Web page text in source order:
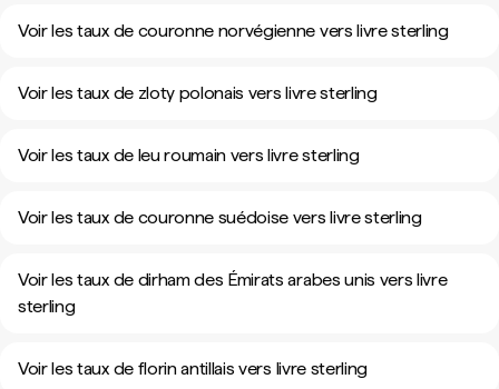
Voir les taux de couronne norvégienne vers livre sterling
Voir les taux de zloty polonais vers livre sterling
Voir les taux de leu roumain vers livre sterling
Voir les taux de couronne suédoise vers livre sterling
Voir les taux de dirham des Émirats arabes unis vers livre
sterling
Voir les taux de florin antillais vers livre sterling